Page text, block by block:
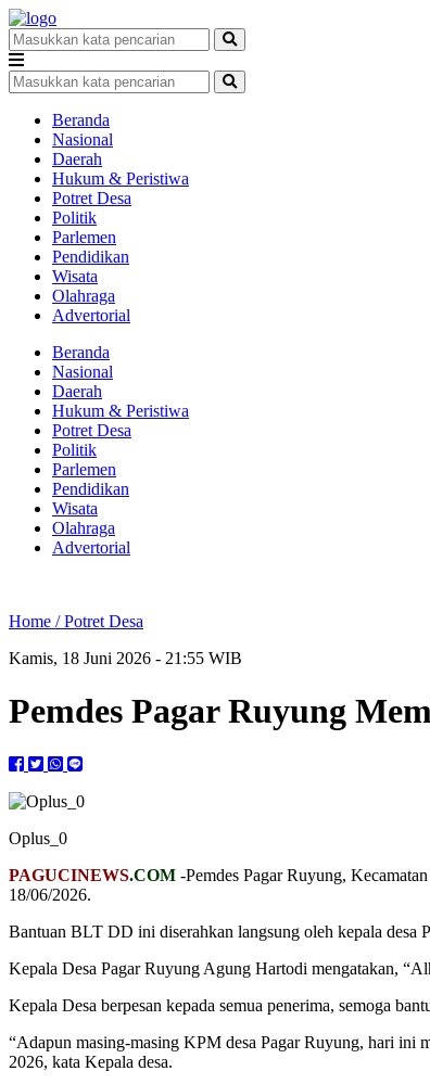
Beranda
Nasional
Daerah
Hukum & Peristiwa
Potret Desa
Politik
Parlemen
Pendidikan
Wisata
Olahraga
Advertorial
Beranda
Nasional
Daerah
Hukum & Peristiwa
Potret Desa
Politik
Parlemen
Pendidikan
Wisata
Olahraga
Advertorial
Home /Potret Desa
Kamis, 18 Juni 2026 - 21:55 WIB
Pemdes Pagar Ruyung
Oplus_0
PAGUCINEWS.COM -Pemdes Pagar Ruyung,
18/06/2026.
Bantuan BLT DD ini diserahkan langsung oleh kepala desa
Kepala Desa Pagar Ruyung Agung Hartodi mengatakan,
Kepala Desa berpesan kepada semua penerima, semoga
“Adapun masing-masing KPM desa Pagar Ruyung, hari ini
2026, kata Kepala desa.